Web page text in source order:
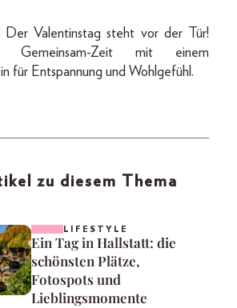
Der Valentinstag steht vor der Tür!
Gemeinsam-Zeit mit einem
für Entspannung und Wohlgefühl.
zu diesem Thema
LIFESTYLE
Ein Tag in Hallstatt: die
schönsten Plätze,
Fotospots und
Lieblingsmomente